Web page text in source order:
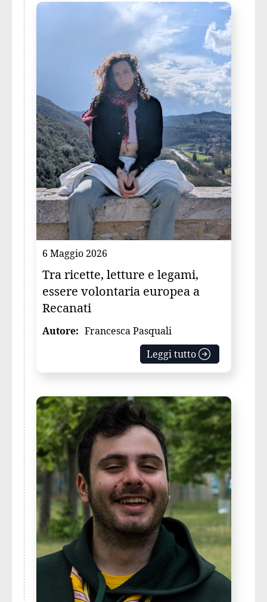
6 Maggio 2026
Tra ricette, letture e legami,
essere volontaria europea a
Recanati
Autore: Francesca Pasquali
Leggi tutto